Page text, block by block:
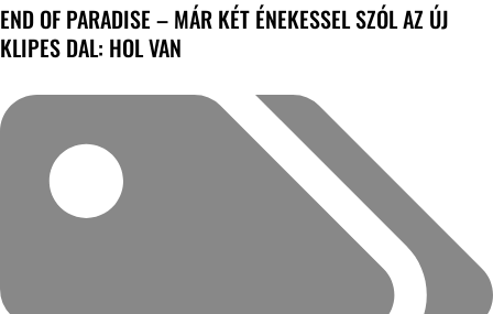
END OF PARADISE – MÁR KÉT ÉNEKESSEL SZÓL AZ ÚJ
KLIPES DAL: HOL VAN